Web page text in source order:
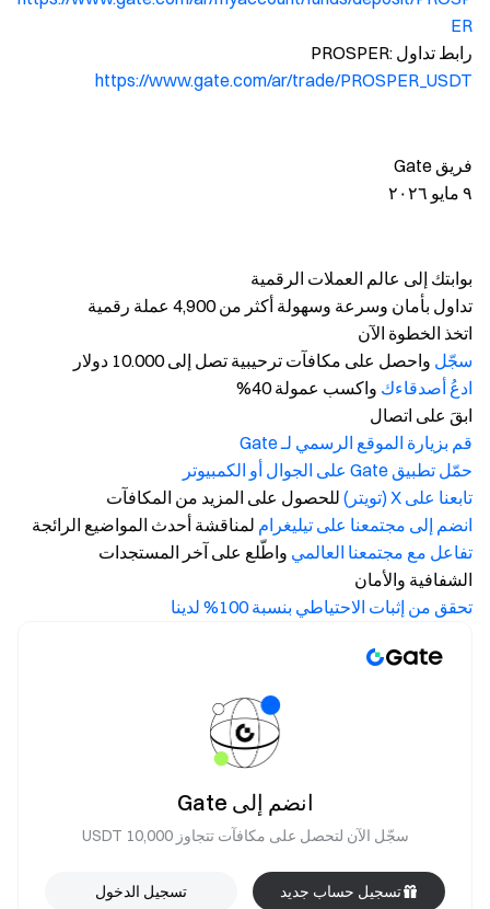
ER
رابط تداول PROSPER:
https://www.gate.com/ar/trade/PROSPER_USDT
فريق Gate
٩ مايو ٢٠٢٦
بوابتك إلى عالم العملات الرقمية
تداول بأمان وسرعة وسهولة أكثر من 4,900 عملة رقمية
اتخذ الخطوة الآن
سجّل واحصل على مكافآت ترحيبية تصل إلى 10.000 دولار
ادعُ أصدقاءك واكسب عمولة 40%
ابقَ على اتصال
قم بزيارة الموقع الرسمي لـ Gate
حمّل تطبيق Gate على الجوال أو الكمبيوتر
تابعنا على X (تويتر)
للحصول على المزيد من المكافآت
انضم إلى مجتمعنا على تيليغرام لمناقشة أحدث المواضيع الرائجة
تفاعل مع مجتمعنا العالمي واطّلع على آخر المستجدات
الشفافية والأمان
تحقق من إثبات الاحتياطي بنسبة 100% لدينا
انضم إلى Gate
سجّل الآن لتحصل على مكافآت تتجاوز 10,000 USDT
تسجيل حساب جديد تسجيل الدخول